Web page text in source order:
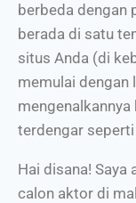
berbeda dengan
berada di satu
situs Anda (di
memulai dengan
terdengar seperti
Hai disana! Saya
calon aktor di